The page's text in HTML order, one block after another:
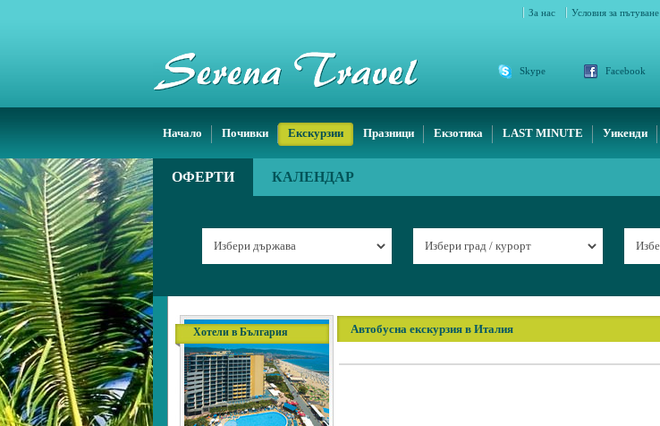
За нас Условия за пътуване
Skype Facebook
Начало Почивки Екскурзии Празници Екзотика LAST MINUTE Уикенди
ОФЕРТИ КАЛЕНДАР
Хотели в България Автобусна екскурзия в Италия